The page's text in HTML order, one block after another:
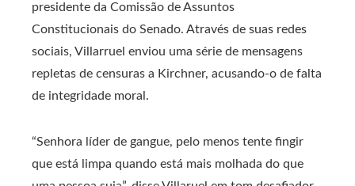
presidente da Comissão de Assuntos
Constitucionais do Senado. Através de suas redes
sociais, Villarruel enviou uma série de mensagens
repletas de censuras a Kirchner, acusando-o de falta
de integridade moral.
“Senhora líder de gangue, pelo menos tente fingir
que está limpa quando está mais molhada do que